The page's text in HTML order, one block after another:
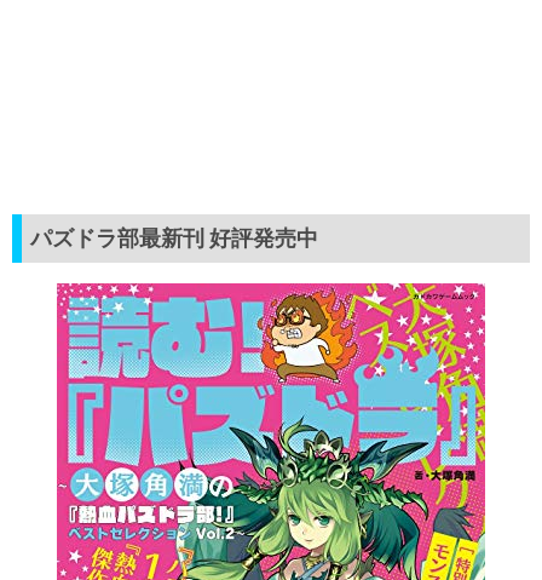
パズドラ部最新刊 好評発売中